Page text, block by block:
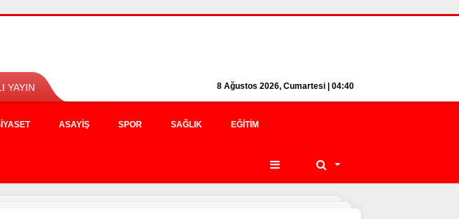
YAYIN 8 Ağustos 2026, Cumartesi | 04:40
ASAYIŞ SPOR SAĞLIK EĞITIM